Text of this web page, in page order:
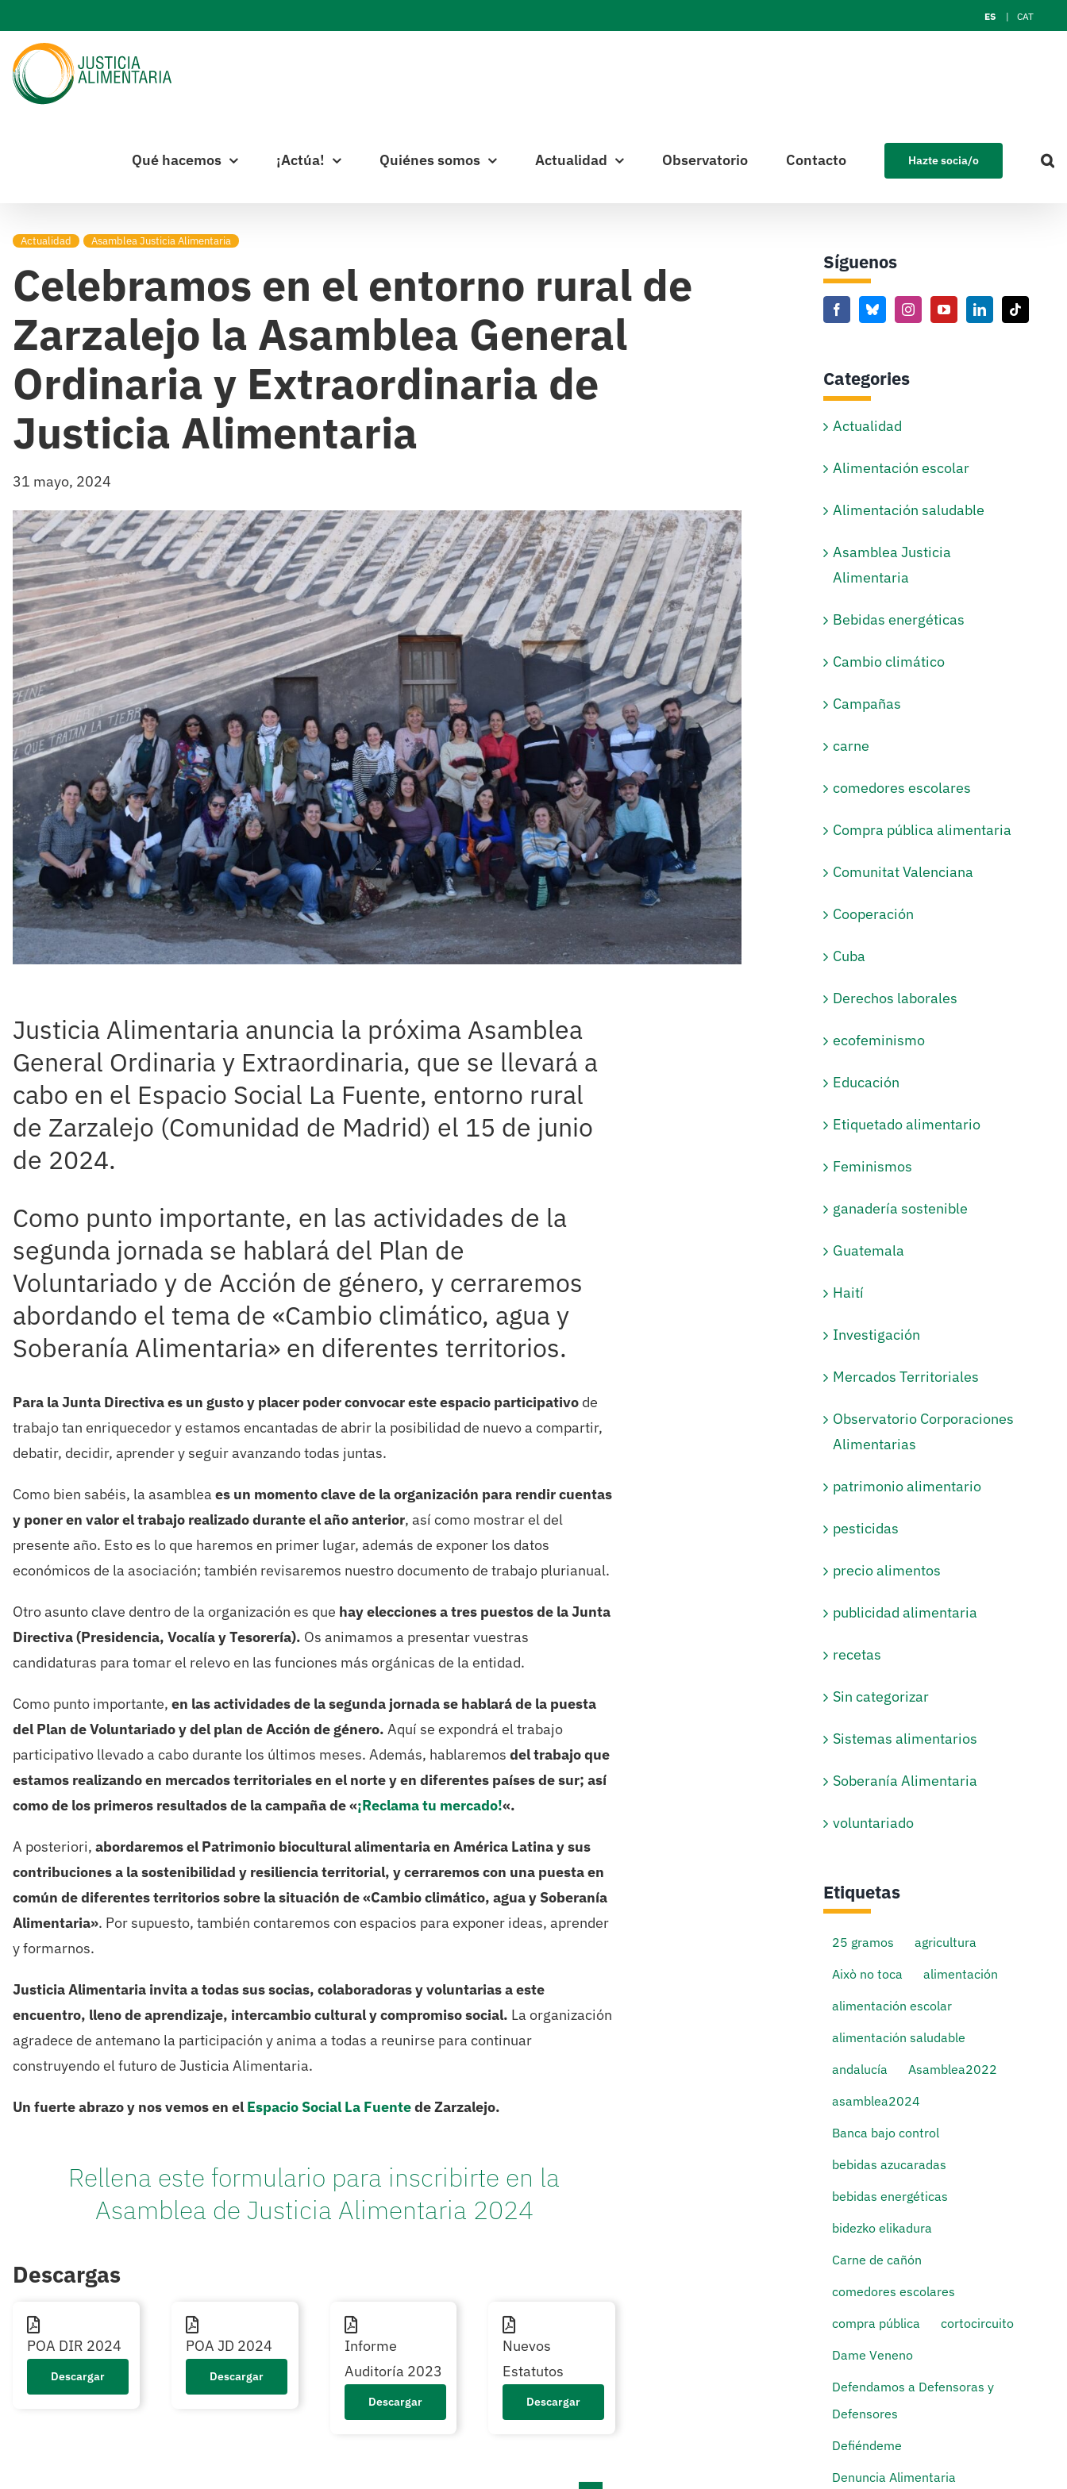
to
content
ES CAT
Qué hacemos ¡Actúa! Quiénes somos Actualidad Observatorio Contacto Hazte socia/o
Actualidad Asamblea Justicia Alimentaria
Celebramos en el entorno rural de
Zarzalejo la Asamblea General
Ordinaria y Extraordinaria de
Justicia Alimentaria
31 mayo, 2024
Justicia Alimentaria anuncia la próxima Asamblea
General Ordinaria y Extraordinaria, que se llevará a
cabo en el Espacio Social La Fuente, entorno rural
de Zarzalejo (Comunidad de Madrid) el 15 de junio
de 2024.
Como punto importante, en las actividades de la
segunda jornada se hablará del Plan de
Voluntariado y de Acción de género, y cerraremos
abordando el tema de «Cambio climático, agua y
Soberanía Alimentaria» en diferentes territorios.
Para la Junta Directiva es un gusto y placer poder convocar este espacio participativode
trabajo tan enriquecedor y estamos encantadas de abrir la posibilidad de nuevo a compartir,
debatir, decidir, aprender y seguir avanzando todas juntas.
Como bien sabéis, la asamblea es un momento clave de la organización para rendir cuentas
y poner en valor el trabajo realizado durante el año anterior, así como mostrar el del
presente año. Esto es lo que haremos en primer lugar, además de exponer los datos
económicos de la asociación; también revisaremos nuestro documento de trabajo plurianual.
Otro asunto clave dentro de la organización es que hay elecciones a tres puestos de la Junta
Directiva (Presidencia, Vocalía y Tesorería). Os animamos a presentar vuestras
candidaturas para tomar el relevo en las funciones más orgánicas de la entidad.
Como punto importante, en las actividades de la segunda jornada se hablará de la puesta
del Plan de Voluntariado y del plan de Acción de género. Aquí se expondrá el trabajo
participativo llevado a cabo durante los últimos meses. Además, hablaremos del trabajo que
estamos realizando en mercados territoriales en el norte y en diferentes países de sur; así
como de los primeros resultados de la campaña de «¡Reclama tu mercado!«.
A posteriori, abordaremos el Patrimonio biocultural alimentaria en América Latina y sus
contribuciones a la sostenibilidad y resiliencia territorial, y cerraremos con una puesta en
común de diferentes territorios sobre la situación de «Cambio climático, agua y Soberanía
Alimentaria». Por supuesto, también contaremos con espacios para exponer ideas, aprender
y formarnos.
Justicia Alimentaria invita a todas sus socias, colaboradoras y voluntarias a este
encuentro, lleno de aprendizaje, intercambio cultural y compromiso social. La organización
agradece de antemano la participación y anima a todas a reunirse para continuar
construyendo el futuro de Justicia Alimentaria.
Un fuerte abrazo y nos vemos en el Espacio Social La Fuentede Zarzalejo.
Rellena este formulario para inscribirte en la
Asamblea de Justicia Alimentaria 2024
Descargas
POA DIR 2024
Descargar
POA JD 2024
Descargar
Informe
Auditoría 2023
Descargar
Nuevos
Estatutos
Descargar
Síguenos
Categories
Actualidad
Alimentación escolar
Alimentación saludable
Asamblea Justicia
Alimentaria
Bebidas energéticas
Cambio climático
Campañas
carne
comedores escolares
Compra pública alimentaria
Comunitat Valenciana
Cooperación
Cuba
Derechos laborales
ecofeminismo
Educación
Etiquetado alimentario
Feminismos
ganadería sostenible
Guatemala
Haití
Investigación
Mercados Territoriales
Observatorio Corporaciones
Alimentarias
patrimonio alimentario
pesticidas
precio alimentos
publicidad alimentaria
recetas
Sin categorizar
Sistemas alimentarios
Soberanía Alimentaria
voluntariado
Etiquetas
25 gramos
agricultura
Això no toca
alimentación
alimentación escolar
alimentación saludable
andalucía
Asamblea2022
asamblea2024
Banca bajo control
bebidas azucaradas
bebidas energéticas
bidezko elikadura
Carne de cañón
comedores escolares
compra pública
cortocircuito
Dame Veneno
Defendamos a Defensoras y
Defensores
Defiéndeme
Denuncia Alimentaria